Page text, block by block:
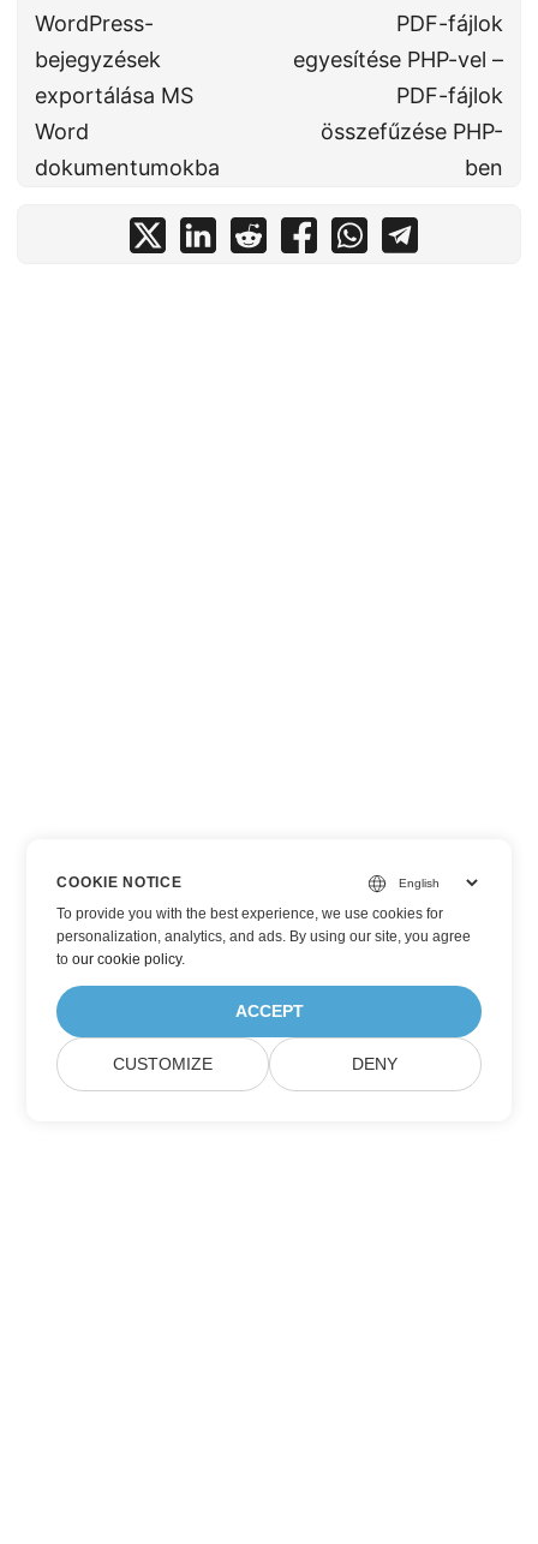
WordPress-
bejegyzések
exportálása MS
Word
dokumentumokba
PDF-fájlok
egyesítése PHP-vel –
PDF-fájlok
összefűzése PHP-
ben
COOKIE NOTICE
To provide you with the best experience, we use cookies for
personalization, analytics, and ads. By using our site, you agree
toour cookie policy.
ACCEPT
CUSTOMIZE DENY